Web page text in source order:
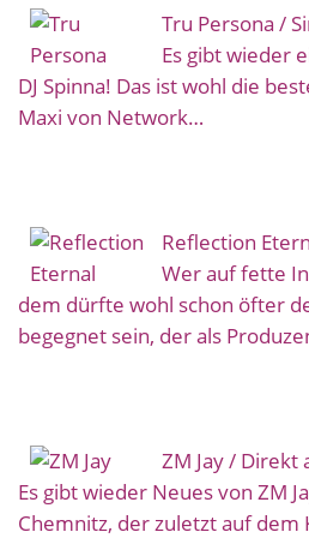
Tru Persona /
Es gibt wieder
DJ Spinna! Das ist wohl die
Maxi von Network…
Reflection
Wer auf fette
dem dürfte wohl schon öfter
begegnet sein, der als
ZM Jay / Direkt
Es gibt wieder Neues von ZM
Chemnitz, der zuletzt auf dem